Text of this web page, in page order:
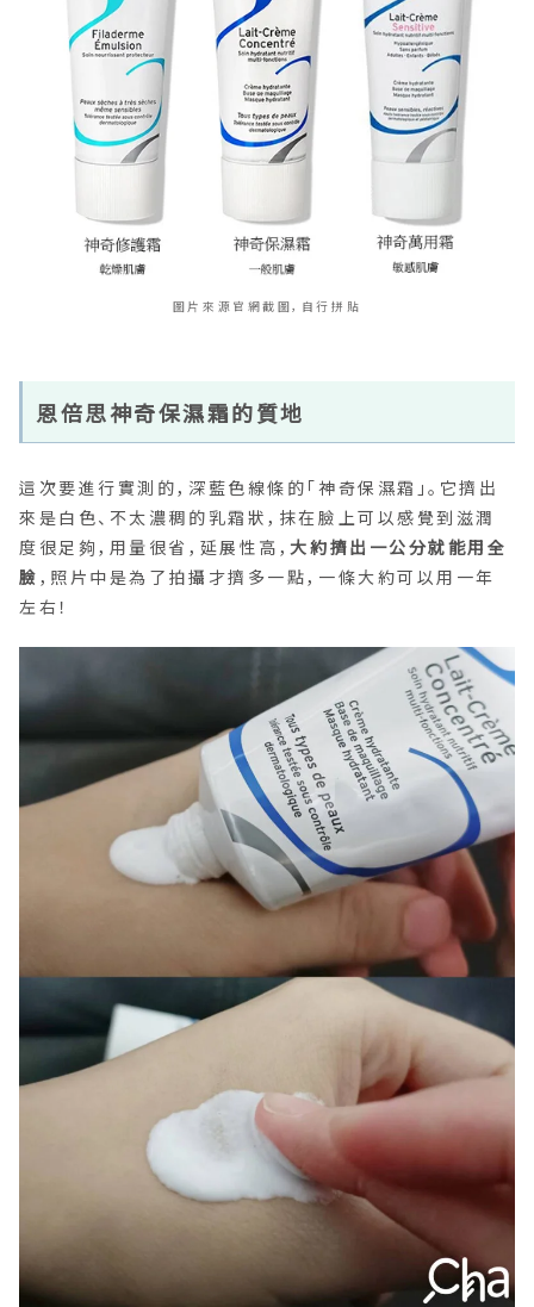
圖片來源官網截圖，自行拼貼
恩倍思神奇保濕霜的質地
這次要進行實測的，深藍色線條的「神奇保濕霜」。它擠出
來是白色、不太濃稠的乳霜狀，抹在臉上可以感覺到滋潤
度很足夠，用量很省，延展性高， 大約擠出一公分就能用全
臉 ，照片中是為了拍攝才擠多一點，一條大約可以用一年
左右！